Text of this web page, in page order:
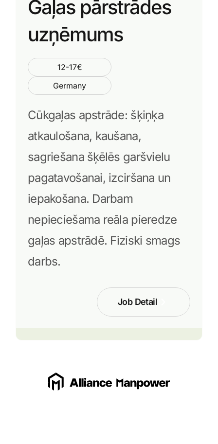
Gaļas pārstrādes
uzņēmums
12-17€
Germany
Cūkgaļas apstrāde: šķiņķa
atkaulošana, kaušana,
sagriešana šķēlēs garšvielu
pagatavošanai, izciršana un
iepakošana. Darbam
nepieciešama reāla pieredze
gaļas apstrādē. Fiziski smags
darbs.
Job Detail